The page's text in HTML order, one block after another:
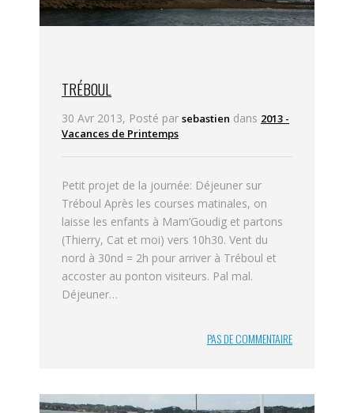
TRÉBOUL
30 Avr 2013, Posté par sebastien dans 2013 -
Vacances de Printemps
Petit projet de la journée: Déjeuner sur
Tréboul Après les courses matinales, on
laisse les enfants à Mam’Goudig et partons
(Thierry, Cat et moi) vers 10h30. Vent du
nord à 30nd = 2h pour arriver à Tréboul et
accoster au ponton visiteurs. Pal mal.
Déjeuner…
PAS DE COMMENTAIRE